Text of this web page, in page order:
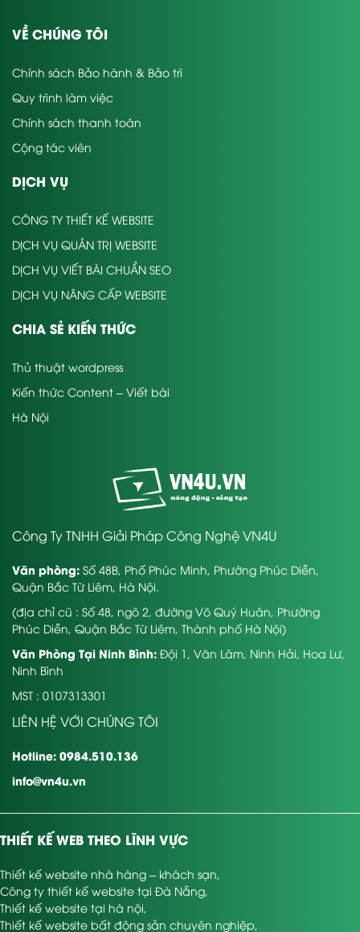
VỀ CHÚNG TÔI
Chính sách Bảo hành & Bảo trì
Quy trình làm việc
Chính sách thanh toán
Cộng tác viên
DỊCH VỤ
CÔNG TY THIẾT KẾ WEBSITE
DỊCH VỤ QUẢN TRỊ WEBSITE
DỊCH VỤ VIẾT BÀI CHUẨN SEO
DỊCH VỤ NÂNG CẤP WEBSITE
CHIA SẺ KIẾN THỨC
Thủ thuật wordpress
Kiến thức Content – Viết bài
Hà Nội
Công Ty TNHH Giải Pháp Công Nghệ VN4U
Văn phòng: Số 48B, Phố Phúc Minh, Phường Phúc Diễn,
Quận Bắc Từ Liêm, Hà Nội.
(địa chỉ cũ : Số 48, ngõ 2, đường Võ Quý Huân, Phường
Phúc Diễn, Quận Bắc Từ Liêm, Thành phố Hà Nội)
Văn Phòng Tại Ninh Bình: Đội 1, Văn Lâm, Ninh Hải, Hoa Lư,
Ninh Bình
MST : 0107313301
LIÊN HỆ VỚI CHÚNG TÔI
Hotline: 0984.510.136
info@vn4u.vn
THIẾT KẾ WEB THEO LĨNH VỰC
Thiết kế website nhà hàng – khách sạn
Công ty thiết kế website tại Đà Nẵng
Thiết kế website tại hà nội
Thiết kế website bất động sản chuyên nghiệp